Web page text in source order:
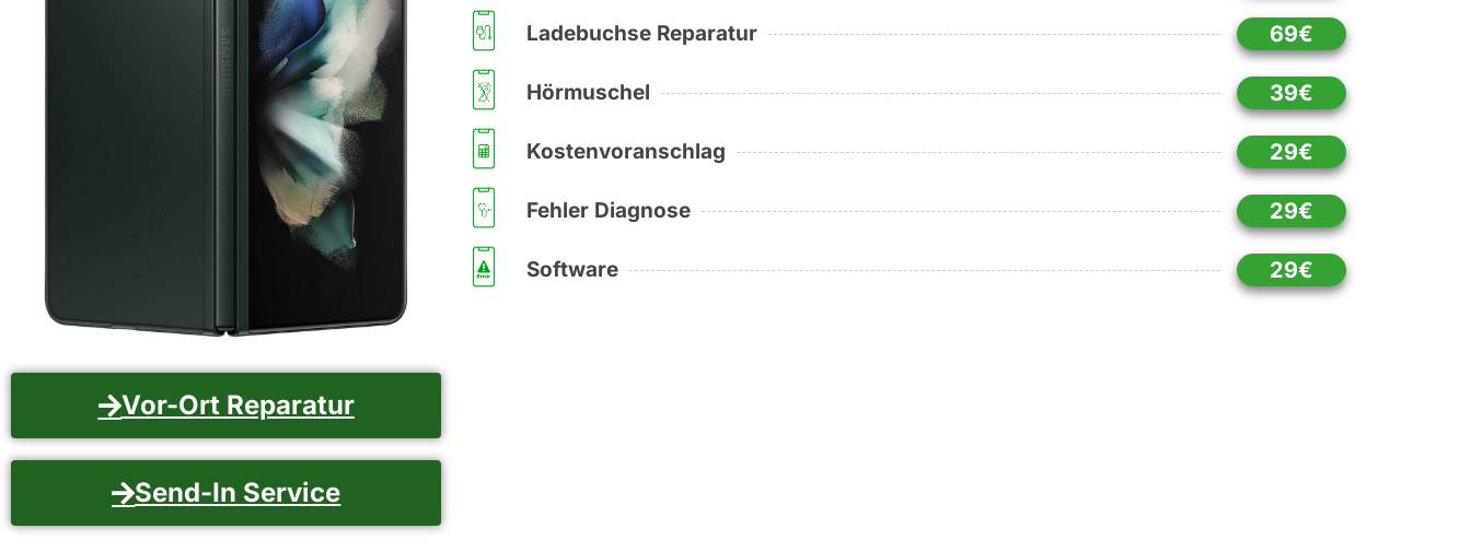
Vor-Ort Reparatur
Send-In Service
Ladebuchse Reparatur 69€
Hörmuschel 39€
Kostenvoranschlag 29€
Fehler Diagnose 29€
Software 29€